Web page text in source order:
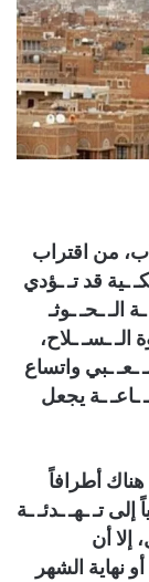
من اقتراب
ـية قد تـ ـؤدي
الـ ـحـ ـوثـ
الـ ـسـ ـلاح،
ـعـ ـبي واتساع
ـاعـ ـة يجعل
أطرافاً
تـ ـهـ ـدئـ ـة
إلا أن
نهاية الشهر